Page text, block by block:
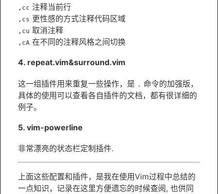
,cc 注释当前行
,cs 更性感的方式注释代码区域
,cu 取消注释
,cA 在不同的注释风格之间切换
4. repeat.vim&surround.vim
这一组插件用来重复一些操作，是 . 命令的加强版，
具体的使用可以查看各自插件的文档，都有很详细的
例子。
5. vim-powerline
非常漂亮的状态栏定制插件.
上面这些配置和插件，是我在使用Vim过程中总结的
一点知识，记录在这里方便遗忘的时候查阅, 也供同